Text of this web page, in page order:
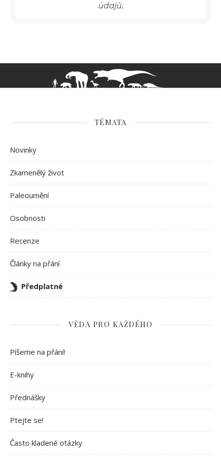
údajů.
TÉMATA
Novinky
Zkamenělý život
Paleoumění
Osobnosti
Recenze
Články na přání
Předplatné
VĚDA PRO KAŽDÉHO
Píšeme na přání!
E-knihy
Přednášky
Ptejte se!
Často kladené otázky